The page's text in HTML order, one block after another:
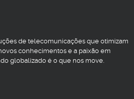
de telecomunicações que otimizam
conhecimentos e a paixão em
globalizado é o que nos move.